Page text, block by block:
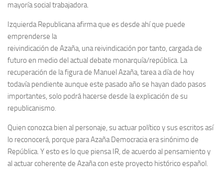
mayoría social trabajadora.
Izquierda Republicana afirma que es desde ahí que puede
emprenderse la
reivindicación de Azaña, una reivindicación por tanto, cargada de
futuro en medio del actual debate monarquía/república. La
recuperación de la figura de Manuel Azaña, tarea a día de hoy
todavía pendiente aunque este pasado año se hayan dado pasos
importantes, solo podrá hacerse desde la explicación de su
republicanismo.
Quien conozca bien al personaje, su actuar político y sus escritos así
lo reconocerá, porque para Azaña Democracia era sinónimo de
República. Y esto es lo que piensa IR, de acuerdo al pensamiento y
al actuar coherente de Azaña con este proyecto histórico español.